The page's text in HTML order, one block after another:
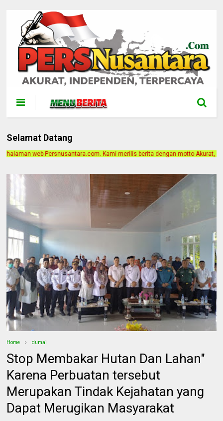
Selamat Datang
Kami merilis berita dengan motto Akurat, Independen, Terpercaya.
Home dumai
Stop Membakar Hutan Dan Lahan"
Karena Perbuatan tersebut
Merupakan Tindak Kejahatan yang
Dapat Merugikan Masyarakat